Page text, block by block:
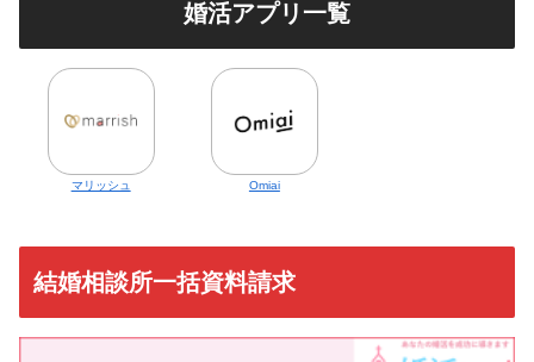
婚活アプリ一覧
マリッシュ Omiai
結婚相談所一括資料請求